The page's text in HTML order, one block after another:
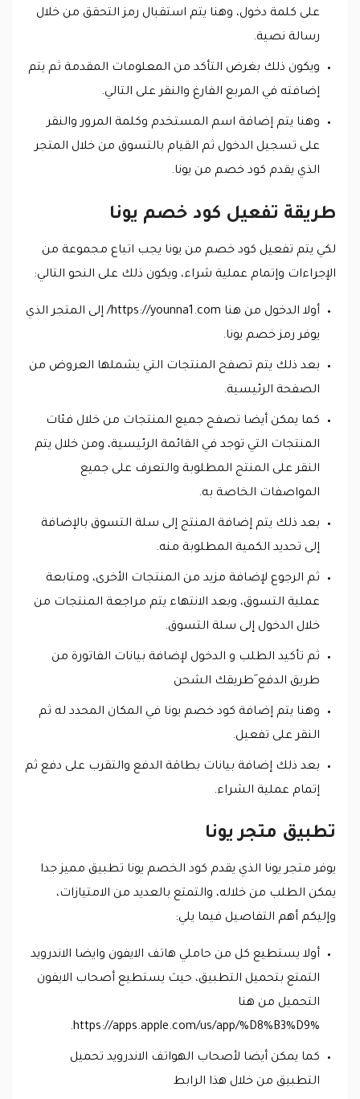
على كلمة دخول، وهنا يتم استقبال رمز التحقق من خلال
رسالة نصية.
ويكون ذلك بغرض التأكد من المعلومات المقدمة ثم يتم
إضافته في المربع الفارغ والنقر على التالي.
وهنا يتم إضافة اسم المستخدم وكلمة المرور والنقر
على تسجيل الدخول ثم القيام بالتسوق من خلال المتجر
الذي يقدم كود خصم من يونا.
طريقة تفعيل كود خصم يونا
لكي يتم تفعيل كود خصم من يونا يجب اتباع مجموعة من
الإجراءات وإتمام عملية شراء، ويكون ذلك على النحو التالي:
أولا الدخول من هنا https://younna1.com/ إلى المتجر الذي
يوفر رمز خصم يونا.
بعد ذلك يتم تصفح المنتجات التي يشملها العروض من
الصفحة الرئيسية.
كما يمكن أيضا تصفح جميع المنتجات من خلال فئات
المنتجات التي توجد في القائمة الرئيسية، ومن خلال يتم
النقر على المنتج المطلوبة والتعرف على جميع
المواصفات الخاصة به.
بعد ذلك يتم إضافة المنتج إلى سلة التسوق بالإضافة
إلى تحديد الكمية المطلوبة منه.
ثم الرجوع لإضافة مزيد من المنتجات الأخرى، ومتابعة
عملية التسوق، وبعد الانتهاء يتم مراجعة المنتجات من
خلال الدخول إلى سلة التسوق.
ثم تأكيد الطلب و الدخول لإضافة بيانات الفاتورة من
طريق الدفع َطريقك الشحن
وهنا يتم إضافة كود خصم يونا في المكان المحدد له ثم
النقر على تفعيل.
بعد ذلك إضافة بيانات بطاقة الدفع والتقرب على دفع ثم
إتمام عملية الشراء.
تطبيق متجر يونا
يوفر متجر يونا الذي يقدم كود الخصم يونا تطبيق مميز جدا
يمكن الطلب من خلاله، والتمتع بالعديد من الامتيازات،
وإليكم أهم التفاصيل فيما يلي:
أولا يستطيع كل من حاملي هاتف الايفون وايضا الاندرويد
التمتع بتحميل التطبيق، حيث يستطيع أصحاب الايفون
التحميل من هنا
https://apps.apple.com/us/app/%D8%B3%D9%.
كما يمكن أيضا لأصحاب الهواتف الاندرويد تحميل
التطبيق من خلال هذا الرابط